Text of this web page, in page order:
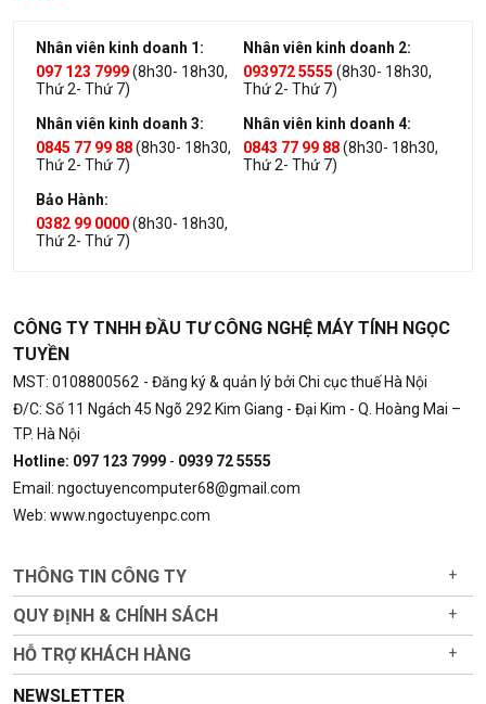
Nhân viên kinh doanh 1:
097 123 7999(8h30- 18h30,
Thứ 2- Thứ 7)
Nhân viên kinh doanh 2:
093972 5555 (8h30- 18h30,
Thứ 2- Thứ 7)
Nhân viên kinh doanh 3:
0845 77 99 88(8h30- 18h30,
Thứ 2- Thứ 7)
Nhân viên kinh doanh 4:
0843 77 99 88(8h30- 18h30,
Thứ 2- Thứ 7)
Bảo Hành:
0382 99 0000(8h30- 18h30,
Thứ 2- Thứ 7)
CÔNG TY TNHH ĐẦU TƯ CÔNG NGHỆ MÁY TÍNH NGỌC
TUYỀN
MST: 0108800562 - Đăng ký & quản lý bởi Chi cục thuế Hà Nội
Đ/C: Số 11 Ngách 45 Ngõ 292 Kim Giang - Đại Kim - Q. Hoàng Mai –
TP. Hà Nội
Hotline: 097 123 7999 - 0939 72 5555
Email: ngoctuyencomputer68@gmail.com
Web: www.ngoctuyenpc.com
THÔNG TIN CÔNG TY +
QUY ĐỊNH & CHÍNH SÁCH +
HỖ TRỢ KHÁCH HÀNG +
NEWSLETTER